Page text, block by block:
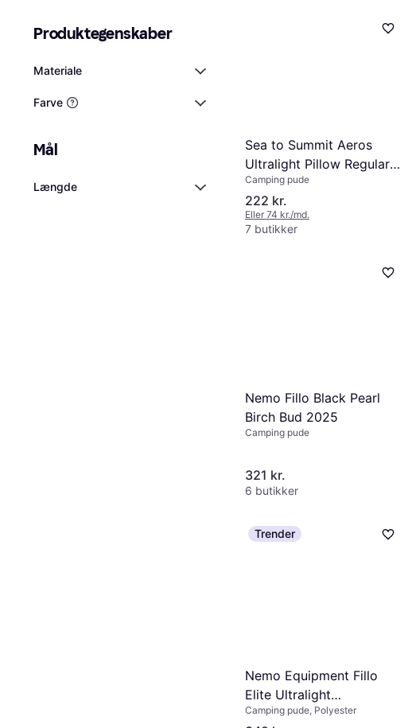
Produktegenskaber
Materiale
Farve
Mål
Længde
Sea to Summit Aeros
Ultralight Pillow Regular
Beluga
Camping pude
222 kr.
Eller 74 kr./md.
7 butikker
Nemo Fillo Black Pearl
Birch Bud 2025
Camping pude
321 kr.
6 butikker
Trender
Nemo Equipment Fillo
Elite Ultralight
Backpacking Pillow -
Camping pude, Polyester